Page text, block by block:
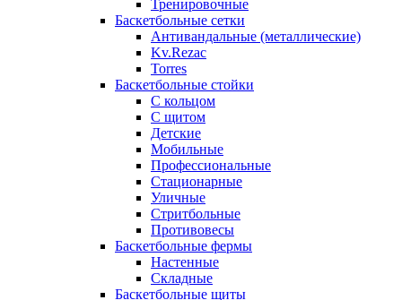
Тренировочные
Баскетбольные сетки
Антивандальные (металлические)
Kv.Rezac
Torres
Баскетбольные стойки
С кольцом
С щитом
Детские
Мобильные
Профессиональные
Стационарные
Уличные
Стритбольные
Противовесы
Баскетбольные фермы
Настенные
Складные
Баскетбольные щиты